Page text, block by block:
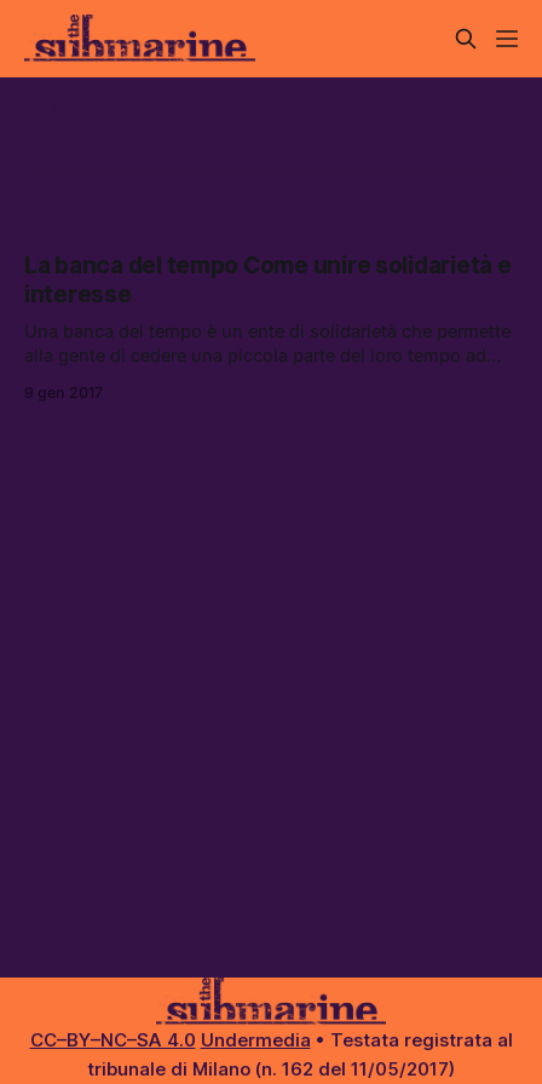
La banca del tempo Come unire solidarietà e
interesse
Una banca del tempo è un ente di solidarietà che permette
alla gente di cedere una piccola parte del loro tempo ad
9 gen 2017
CC–BY–NC–SA 4.0 Undermedia • Testata registrata al
tribunale di Milano (n. 162 del 11/05/2017)